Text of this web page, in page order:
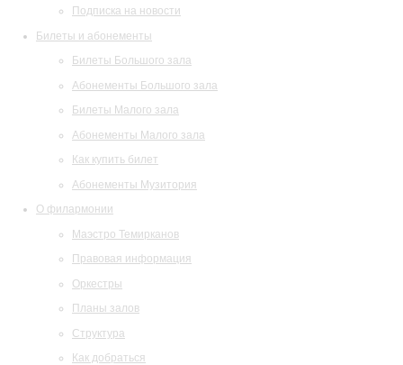
Подписка на новости
Билеты и абонементы
Билеты Большого зала
Абонементы Большого зала
Билеты Малого зала
Абонементы Малого зала
Как купить билет
Абонементы Музитория
О филармонии
Маэстро Темирканов
Правовая информация
Оркестры
Планы залов
Структура
Как добраться